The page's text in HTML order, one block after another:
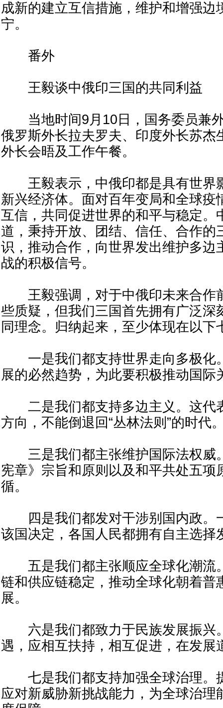
成新的建立互信措施，维护和增强边
宁。
番外
王毅谈中俄印三国的共同利益
当地时间9月10日，国务委员兼
俄罗斯外长拉夫罗夫、印度外长苏杰
外长会晤及工作午餐。
王毅表示，中俄印都是具有世界
新兴经济体。面对百年变局和全球疫
互信，共同促进世界的和平与稳定。
道，秉持开放、团结、信任、合作的
识，推动合作，向世界发出维护多边
战的积极信号。
王毅强调，对于中俄印未来合作
些质疑，但我们三国首先拥有广泛深
同理念。归纳起来，至少体现在以下
一是我们都支持世界走向多极化
展的必然趋势，为此要积极推动国际
二是我们都支持多边主义。这代
方向，不能倒退回“丛林法则”的时代
三是我们都主张维护国际法权威
宪章》宗旨和原则以及和平共处五项
循。
四是我们都发对干涉别国内政。
该国决定，各国人民都拥有自主选择
五是我们都主张顺应全球化潮流
链和供应链稳定，推动全球化朝着普
展。
六是我们都致力于民族发展振兴
遇，应相互扶持，相互促进，在发展
七是我们都支持加强全球治理。
应对新威胁新挑战能力，为全球治理